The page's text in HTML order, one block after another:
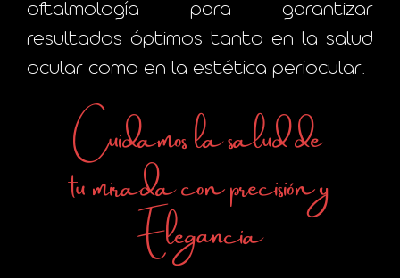
oftalmología para garantizar
resultados óptimos tanto en la salud
ocular como en la estética periocular.
Cuidamos la salud de
tu mirada con precisión y
Elegancia